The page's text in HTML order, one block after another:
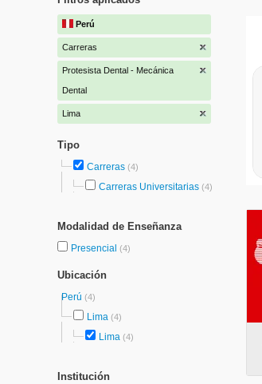
Perú
Carreras
Protesista Dental - Mecánica
Dental
Lima
Tipo
Carreras (4)
Carreras Universitarias (4)
Modalidad de Enseñanza
Presencial (4)
Ubicación
Perú (4)
Lima (4)
Lima (4)
Institución